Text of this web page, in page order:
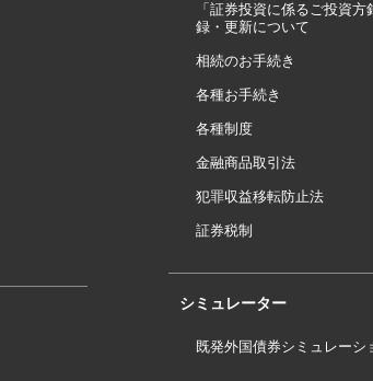
「証券投資に係るご投資方
録・更新について
相続のお手続き
各種お手続き
各種制度
金融商品取引法
犯罪収益移転防止法
証券税制
シミュレーター
既発外国債券シミュレーシ